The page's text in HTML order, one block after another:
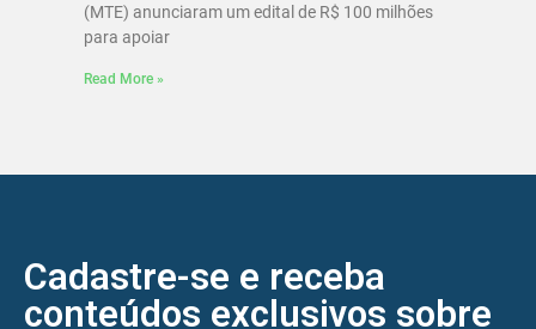
(MTE) anunciaram um edital de R$ 100 milhões
para apoiar
Read More »
Cadastre-se e receba
conteúdos exclusivos sobre